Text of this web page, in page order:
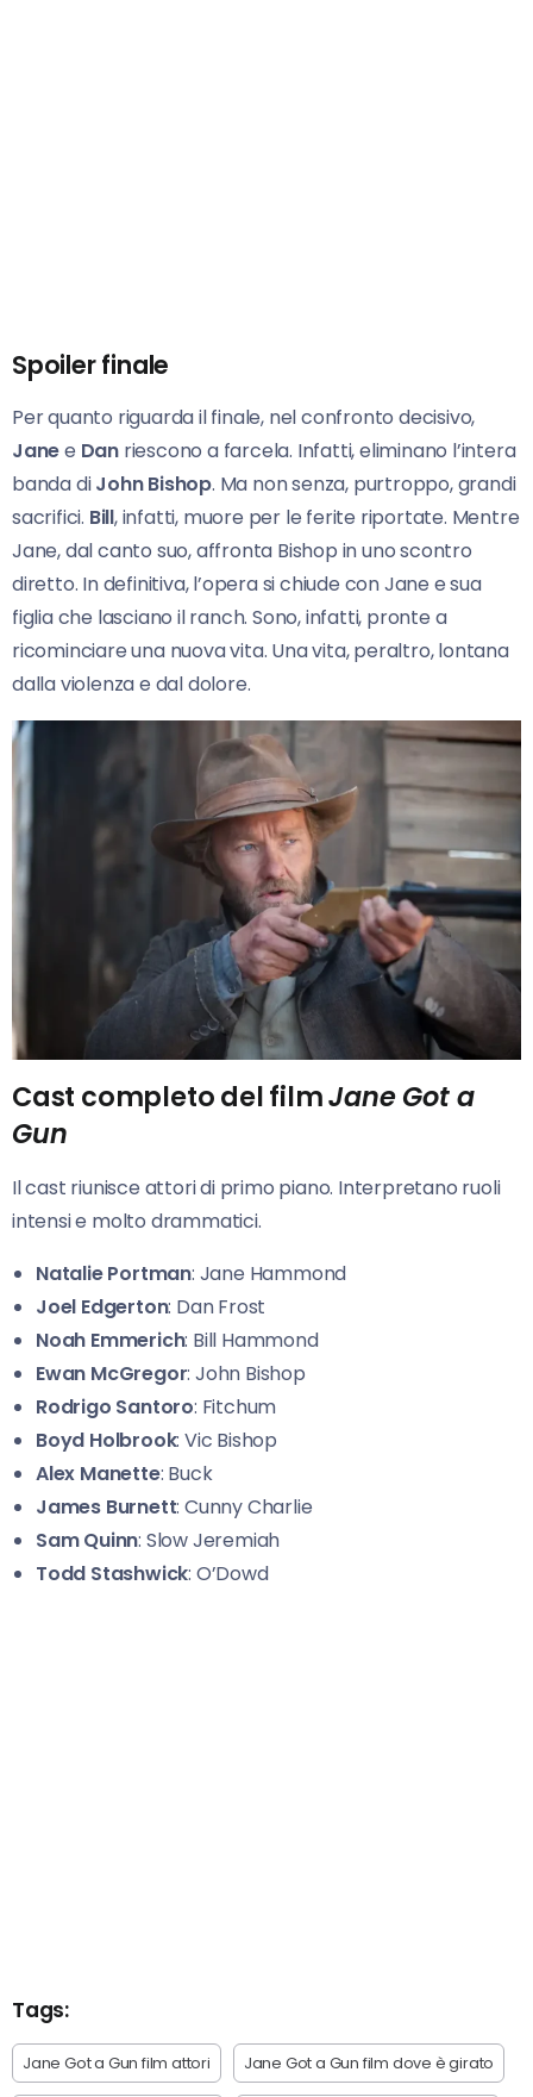
Spoiler finale
Per quanto riguarda il finale, nel confronto decisivo,
Janee Dan riescono a farcela. Infatti, eliminano l’intera
banda diJohn Bishop. Ma non senza, purtroppo, grandi
sacrifici. Bill, infatti, muore per le ferite riportate. Mentre
Jane, dal canto suo, affronta Bishop in uno scontro
diretto. In definitiva, l’opera si chiude con Jane e sua
figlia che lasciano il ranch. Sono, infatti, pronte a
ricominciare una nuova vita. Una vita, peraltro, lontana
dalla violenza e dal dolore.
Cast completo del filmJane Got a
Gun
Il cast riunisce attori di primo piano. Interpretano ruoli
intensi e molto drammatici.
Natalie Portman: Jane Hammond
Joel Edgerton: Dan Frost
Noah Emmerich: Bill Hammond
Ewan McGregor: John Bishop
Rodrigo Santoro: Fitchum
Boyd Holbrook: Vic Bishop
Alex Manette: Buck
James Burnett: Cunny Charlie
Sam Quinn: Slow Jeremiah
Todd Stashwick: O’Dowd
Tags:
Jane Got a Gun film attori Jane Got a Gun film dove è girato